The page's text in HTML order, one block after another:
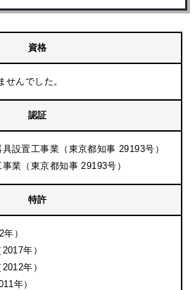
資格
せんでした。
認証
設置工事業（東京都知事 29193号）
業（東京都知事 29193号）
特許
）
年）
年）
年）